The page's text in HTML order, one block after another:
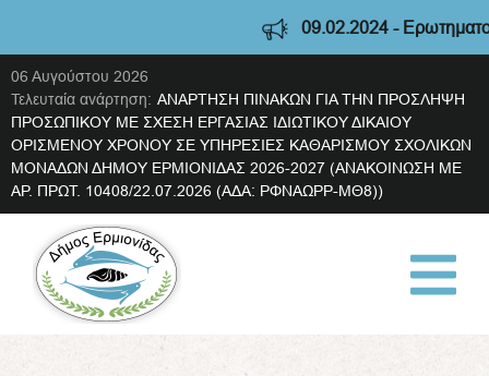
09.02.2024 -
06 Αυγούστου 2026
Τελευταία ανάρτηση: ΑΝΑΡΤΗΣΗ ΠΙΝΑΚΩΝ ΓΙΑ ΤΗΝ ΠΡΟΣΛΗΨΗ
ΠΡΟΣΩΠΙΚΟΥ ΜΕ ΣΧΕΣΗ ΕΡΓΑΣΙΑΣ ΙΔΙΩΤΙΚΟΥ ΔΙΚΑΙΟΥ
ΟΡΙΣΜΕΝΟΥ ΧΡΟΝΟΥ ΣΕ ΥΠΗΡΕΣΙΕΣ ΚΑΘΑΡΙΣΜΟΥ ΣΧΟΛΙΚΩΝ
ΜΟΝΑΔΩΝ ΔΗΜΟΥ ΕΡΜΙΟΝΙΔΑΣ 2026-2027 (ΑΝΑΚΟΙΝΩΣΗ ΜΕ
ΑΡ. ΠΡΩΤ. 10408/22.07.2026 (ΑΔΑ: ΡΦΝΑΩΡΡ-ΜΘ8))